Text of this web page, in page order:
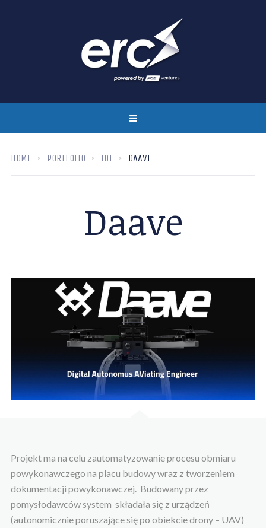
HOME PORTFOLIO IOT DAAVE
Daave
Projekt ma na celu zautomatyzowanie procesu obmiaru
powykonawczego na placu budowy wraz z tworzeniem
dokumentacji powykonawczej. Budowany przez
pomysłodawców system składała się z urządzeń
(autonomicznie poruszające się po obiekcie drony – UAV)